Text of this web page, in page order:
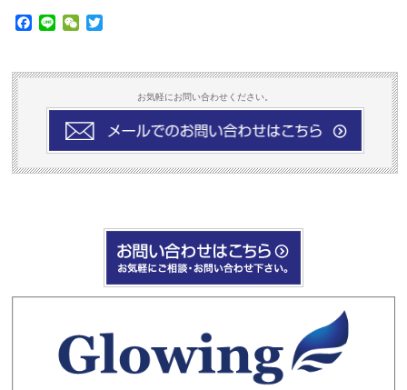
Facebook
Line WeChat
お気軽にお問い合わせください。